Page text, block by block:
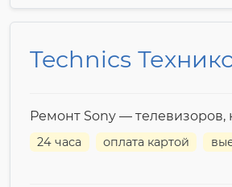
Technics Техникс
Ремонт Sony — телевизоров,
24 часа оплата картой